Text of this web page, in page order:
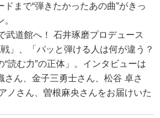
まで“弾きたかったあの曲”がきっ
武道館へ！ 石井琢磨プロデュース
」、「パッと弾ける人は何が違う？
読む力”の正体」。インタビューは
ん、金子三勇士さん、松谷 卓さ
ノさん、曽根麻央さんをお届けいた